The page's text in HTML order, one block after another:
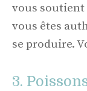
vous soutient
vous êtes
se produire.
3.